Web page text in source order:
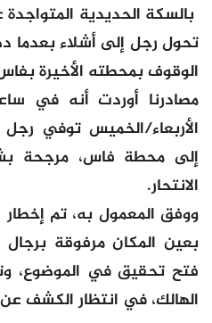
بالسكة الحديدية
تحول رجل إلى أشلاء
الوقوف بمحطته الأخيرة
مصادرنا أوردت أنه في
الأربعاء/الخميس توفي
إلى محطة فاس، مرجحة
الانتحار.
ووفق المعمول به، تم إخطار
بعين المكان مرفوقة برجال
فتح تحقيق في الموضوع،
الهالك، في انتظار الكشف